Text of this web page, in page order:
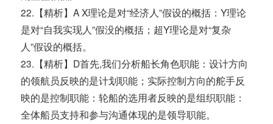
22.【精析】A X理论是对“经济人”假设的概括：Y理论
是对“自我实现人”假没的概括；超Y理论是对“复杂
人”假设的概括。
23.【精析】D首先,我们分析船长角色职能：设计方向
的领航员反映的是计划职能；实际控制方向的舵手反
映的是控制职能：轮船的选用者反映的是组织职能：
全体船员支持和参与沟通体现的是领导职能。